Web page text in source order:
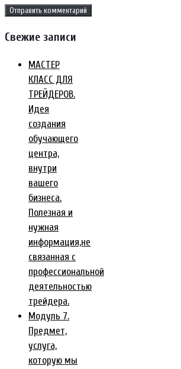
Свежие записи
МАСТЕР
КЛАСС ДЛЯ
ТРЕЙДЕРОВ.
Идея
создания
обучающего
центра,
внутри
вашего
бизнеса.
Полезная и
нужная
информация,не
связанная с
профессиональной
деятельностью
трейдера.
Модуль 7.
Предмет,
услуга,
которую мы